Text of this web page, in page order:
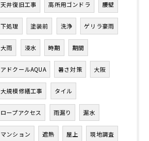
天井復旧工事 高所用ゴンドラ 腰壁
下処理 塗装前 洗浄 ゲリラ豪雨
大雨 浸水 時期 期間
アドクールAQUA 暑さ対策 大阪
大規模修繕工事 タイル
ロープアクセス 雨漏り 漏水
マンション 遮熱 屋上 現地調査